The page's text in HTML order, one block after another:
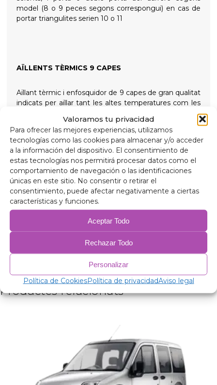
Valoramos tu privacidad
Para ofrecer las mejores experiencias, utilizamos
tecnologías como las cookies para almacenar y/o acceder
a la información del dispositivo. El consentimiento de
estas tecnologías nos permitirá procesar datos como el
comportamiento de navegación o las identificaciones
únicas en este sitio. No consentir o retirar el
consentimiento, puede afectar negativamente a ciertas
características y funciones.
Aceptar Todo
Rechazar Todo
Personalizar
Política de CookiesPolítica de privacidadAviso legal
model (8 o 9 peces segons correspongui) en cas de
portar triangulites serien 10 o 11
AÏLLENTS TÈRMICS 9 CAPES
Aïllant tèrmic i enfosquidor de 9 capes de gran qualitat
indicats per aïllar tant les altes temperatures com les
baixes per a més confort intern i proporcionant total
foscor per a les nits de descans, subjectats amb
ventoses de rosca de gran succió i fàcil extracció per
simplificar la seva col·locació
Composició
Alumini de 90 micres anti raigs ultraviolats i resistent
a ratllades.
Polietilè expandit 2mm.
Pel·lícula d'alumini de 38 micres, per a aïllament.
Polietilè expandit 2mm.
Polietilè expandit 2mm.
PVC anticondensació.
Productes relacionats